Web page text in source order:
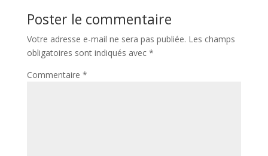
Poster le commentaire
Votre adresse e-mail ne sera pas publiée. Les champs
obligatoires sont indiqués avec *
Commentaire *